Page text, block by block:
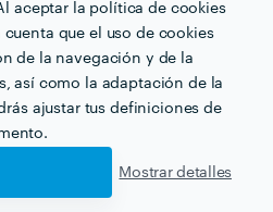
aceptar la política de cookies
que el uso de cookies
de la navegación y de la
así como la adaptación de la
ajustar tus definiciones de
Mostrar detalles